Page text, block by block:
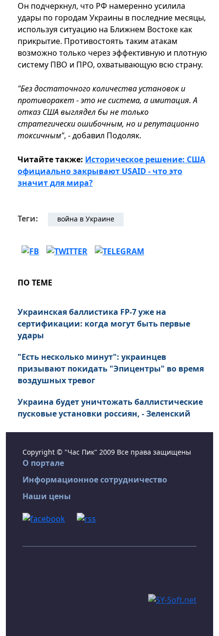
Он подчеркнул, что РФ намеренно усилила
удары по городам Украины в последние месяцы,
используя ситуацию на Ближнем Востоке как
прикрытие. Противостоять таким атакам
возможно только через эффективную и плотную
систему ПВО и ПРО, охватывающую всю страну.
"Без достаточного количества установок и
противоракет - это не система, а имитация. А
отказ США выглядел бы не только
стратегически ошибочным, но и репутационно
токсичным", - добавил Подоляк.
Читайте также: Историческое решение: США
официально закрывают USAID - что это
значит для мира?
Теги: война в Украине
ПО ТЕМЕ
Украинская баллистика FP-7 уже на
сертификации: когда могут быть первые
удары
"Есть несколько минут": украинцев
призывают покидать "Эпицентры" во время
воздушных тревог
Украина будет уничтожать баллистические
пусковые установки россиян, - Зеленский
Copyright © "Час Пик" 2009 Все права защищены
О портале
Информационное сотрудничество
Наши цены